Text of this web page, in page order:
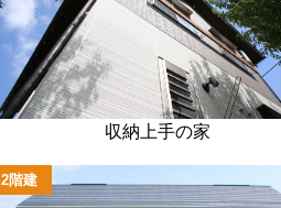
収納上手の家
2階建